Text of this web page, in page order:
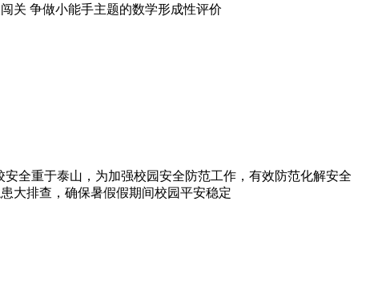
关 争做小能手主题的数学形成性评价
全重于泰山，为加强校园安全防范工作，有效防范化解安全
大排查，确保暑假假期间校园平安稳定